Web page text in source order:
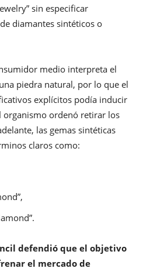
sin especificar
diamantes sintéticos o
medio interpreta el
piedra natural, por lo que el
explícitos podía inducir
organismo ordenó retirar los
las gemas sintéticas
claros como:
defendió que el objetivo
el mercado de